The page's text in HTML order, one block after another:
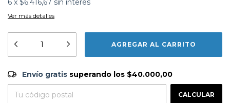
6 x $6.416,67 sin interés
Ver más detalles
Envío gratis $40.000,00
Entregas para el CP: CAMBIAR CP
Envío gratis superando los $40.000,00
CALCULAR
Editorial:
Oceano Travesia
Encuadernación:
Tapa Blanda
ISBN:
9788412473018
N°Páginas:299
Dimensiones:22 x 14 cm
Fecha Publicación:08/2022